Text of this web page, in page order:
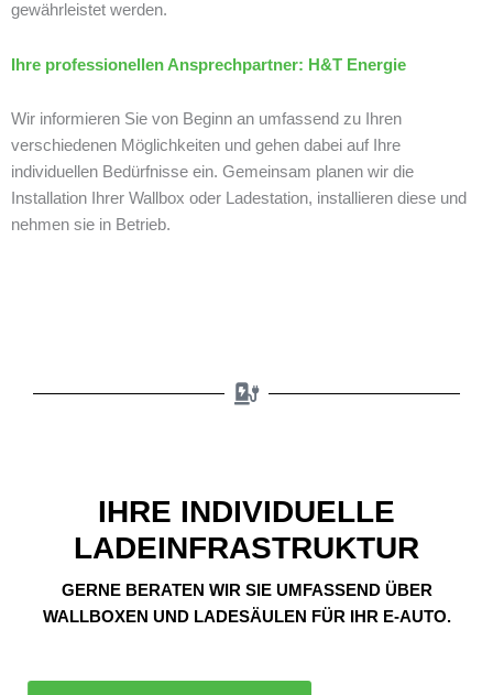
gewährleistet werden.
Ihre professionellen Ansprechpartner: H&T Energie
Wir informieren Sie von Beginn an umfassend zu Ihren
verschiedenen Möglichkeiten und gehen dabei auf Ihre
individuellen Bedürfnisse ein. Gemeinsam planen wir die
Installation Ihrer Wallbox oder Ladestation, installieren diese und
nehmen sie in Betrieb.
IHRE INDIVIDUELLE
LADEINFRASTRUKTUR
GERNE BERATEN WIR SIE UMFASSEND ÜBER
WALLBOXEN UND LADESÄULEN FÜR IHR E-AUTO.